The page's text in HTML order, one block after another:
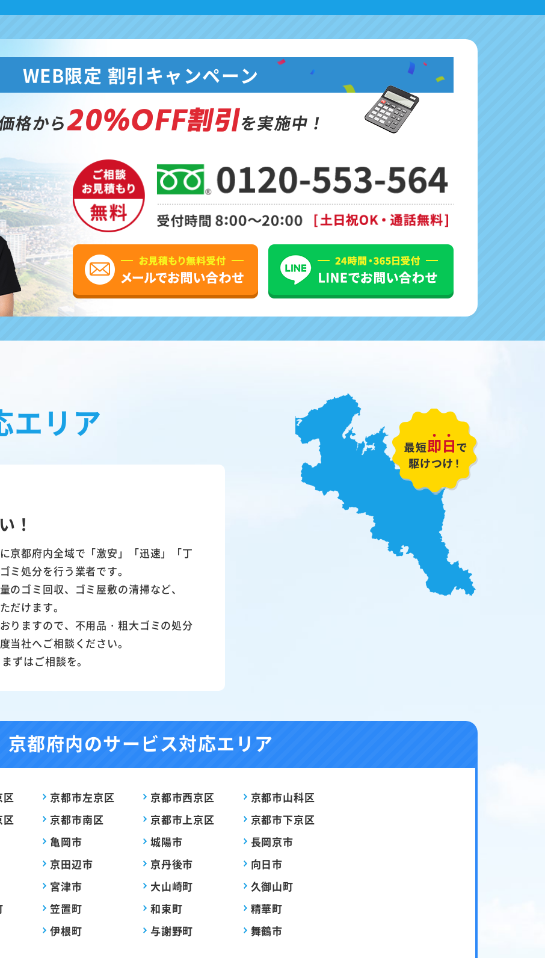
WEB限定 割引キャンペーン
格から20%OFF割引を実施中！
エリア
！
京都府内全域で「激安」「迅速」「丁
ミ処分を行う業者です。
のゴミ回収、ゴミ屋敷の清掃など、
だけます。
りますので、不用品・粗大ゴミの処分
当社へご相談ください。
ずはご相談を。
京都府内のサービス対応エリア
区 京都市左京区 京都市西京区
京都市山科区
区 京都市南区 京都市上京区
京都市下京区
亀岡市 城陽市
長岡京市
京田辺市 京丹後市
向日市
宮津市 大山崎町
久御山町
笠置町 和束町
精華町
伊根町 与謝野町
舞鶴市